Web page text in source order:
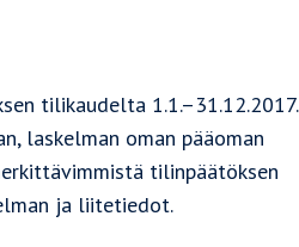
tilikaudelta 1.1.–31.12.2017.
laskelman oman pääoman
tilinpäätöksen
ja liitetiedot.